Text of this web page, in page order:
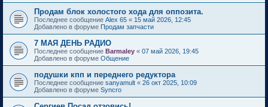
Продам блок холостого хода для оппозита.
Последнее сообщение Alex 65 « 15 май 2026, 12:45
Добавлено в форуме Продам запчасти
7 МАЯ ДЕНЬ РАДИО
Последнее сообщение Barmaley « 07 май 2026, 19:45
Добавлено в форуме Общение
подушки кпп и переднего редуктора
Последнее сообщение sanyamult « 26 окт 2025, 10:09
Добавлено в форуме Syncro